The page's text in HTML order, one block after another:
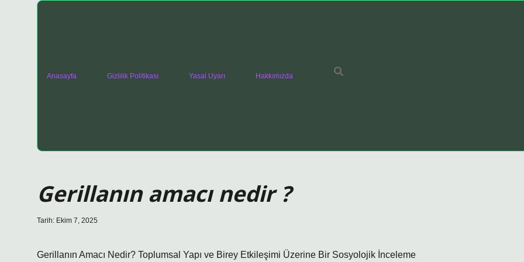
Anasayfa Gizlilik Politikası Yasal Uyarı Hakkımızda
Gerillanın amacı nedir ?
Tarih: Ekim 7, 2025
Gerillanın Amacı Nedir? Toplumsal Yapı ve Birey Etkileşimi Üzerine Bir Sosyolojik İnceleme